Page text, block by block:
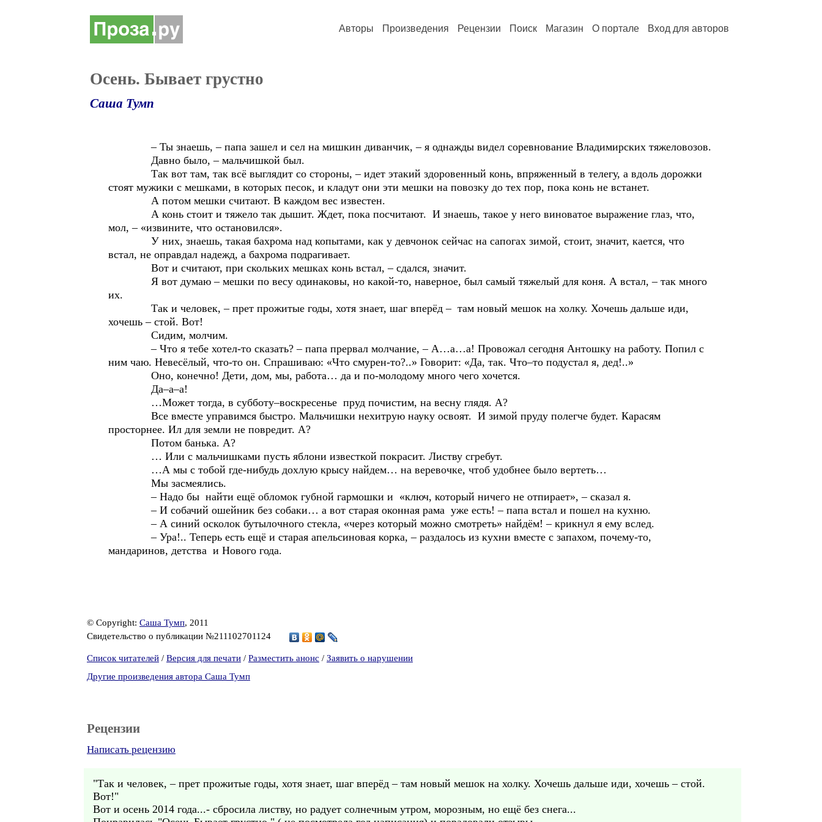
Авторы Произведения Рецензии Поиск Магазин О портале Вход для авторов
Осень. Бывает грустно
Саша Тумп
– Ты знаешь, – папа зашел и сел на мишкин диванчик, – я однажды видел соревнование Владимирских тяжеловозов.
Давно было, – мальчишкой был.
Так вот там, так всё выглядит со стороны, – идет этакий здоровенный конь, впряженный в телегу, а вдоль дорожки
стоят мужики с мешками, в которых песок, и кладут они эти мешки на повозку до тех пор, пока конь не встанет.
А потом мешки считают. В каждом вес известен.
А конь стоит и тяжело так дышит. Ждет, пока посчитают. И знаешь, такое у него виноватое выражение глаз, что,
мол, – «извините, что остановился».
У них, знаешь, такая бахрома над копытами, как у девчонок сейчас на сапогах зимой, стоит, значит, кается, что
встал, не оправдал надежд, а бахрома подрагивает.
Вот и считают, при скольких мешках конь встал, – сдался, значит.
Я вот думаю – мешки по весу одинаковы, но какой-то, наверное, был самый тяжелый для коня. А встал, – так много
их.
Так и человек, – прет прожитые годы, хотя знает, шаг вперёд – там новый мешок на холку. Хочешь дальше иди,
хочешь – стой. Вот!
Сидим, молчим.
– Что я тебе хотел-то сказать? – папа прервал молчание, – А…а…а! Провожал сегодня Антошку на работу. Попил с
ним чаю. Невесёлый, что-то он. Спрашиваю: «Что смурен-то?..» Говорит: «Да, так. Что–то подустал я, дед!..»
Оно, конечно! Дети, дом, мы, работа… да и по-молодому много чего хочется.
Да–а–а!
…Может тогда, в субботу–воскресенье пруд почистим, на весну глядя. А?
Все вместе управимся быстро. Мальчишки нехитрую науку освоят. И зимой пруду полегче будет. Карасям
просторнее. Ил для земли не повредит. А?
Потом банька. А?
… Или с мальчишками пусть яблони известкой покрасит. Листву сгребут.
…А мы с тобой где-нибудь дохлую крысу найдем… на веревочке, чтоб удобнее было вертеть…
Мы засмеялись.
– Надо бы найти ещё обломок губной гармошки и «ключ, который ничего не отпирает», – сказал я.
– И собачий ошейник без собаки… а вот старая оконная рама уже есть! – папа встал и пошел на кухню.
– А синий осколок бутылочного стекла, «через который можно смотреть» найдём! – крикнул я ему вслед.
– Ура!.. Теперь есть ещё и старая апельсиновая корка, – раздалось из кухни вместе с запахом, почему-то,
мандаринов, детства и Нового года.
© Copyright: Саша Тумп, 2011
Свидетельство о публикации №211102701124
Список читателей / Версия для печати / Разместить анонс / Заявить о нарушении
Другие произведения автора Саша Тумп
Рецензии
Написать рецензию
"Так и человек, – прет прожитые годы, хотя знает, шаг вперёд – там новый мешок на холку. Хочешь дальше иди, хочешь – стой.
Вот!"
Вот и осень 2014 года...- сбросила листву, но радует солнечным утром, морозным, но ещё без снега...